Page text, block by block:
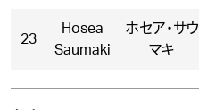
23
Hosea
Saumaki
ホセア・サウ
マキ